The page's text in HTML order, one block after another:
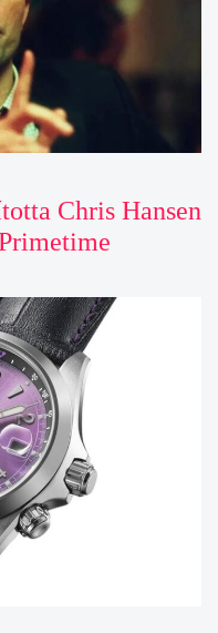
Chris Hansen